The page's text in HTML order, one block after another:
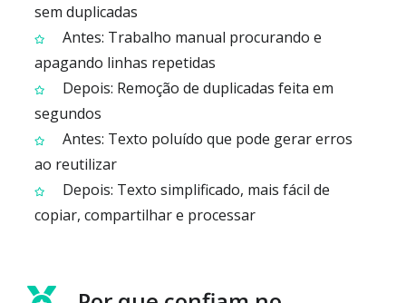
sem duplicadas
Antes: Trabalho manual procurando e
apagando linhas repetidas
Depois: Remoção de duplicadas feita em
segundos
Antes: Texto poluído que pode gerar erros
ao reutilizar
Depois: Texto simplificado, mais fácil de
copiar, compartilhar e processar